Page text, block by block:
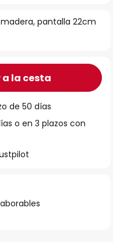
madera, pantalla 22cm
la cesta
de 50 días
o en 3 plazos con